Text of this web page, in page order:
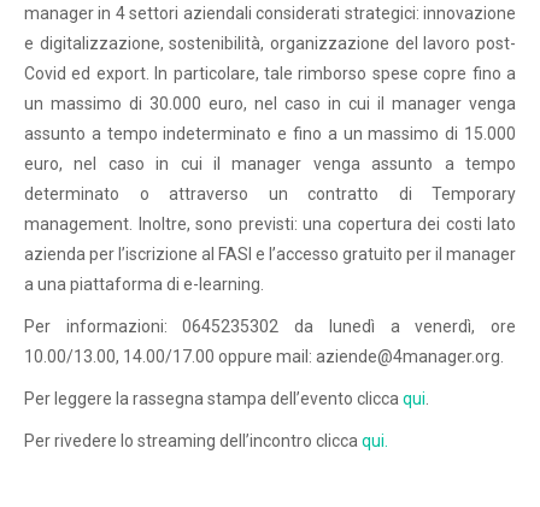
manager in 4 settori aziendali considerati strategici: innovazione
e digitalizzazione, sostenibilità, organizzazione del lavoro post-
Covid ed export. In particolare, tale rimborso spese copre fino a
un massimo di 30.000 euro, nel caso in cui il manager venga
assunto a tempo indeterminato e fino a un massimo di 15.000
euro, nel caso in cui il manager venga assunto a tempo
determinato o attraverso un contratto di Temporary
management. Inoltre, sono previsti: una copertura dei costi lato
azienda per l’iscrizione al FASI e l’accesso gratuito per il manager
a una piattaforma di e-learning.
Per informazioni: 0645235302 da lunedì a venerdì, ore
10.00/13.00, 14.00/17.00 oppure mail: aziende@4manager.org.
Per leggere la rassegna stampa dell’evento clicca qui
Per rivedere lo streaming dell’incontro clicca qui.